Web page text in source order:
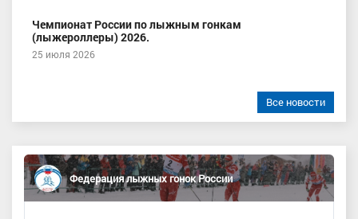
Чемпионат России по лыжным гонкам
(лыжероллеры) 2026.
25 июля 2026
Все новости
Федерация лыжных гонок России